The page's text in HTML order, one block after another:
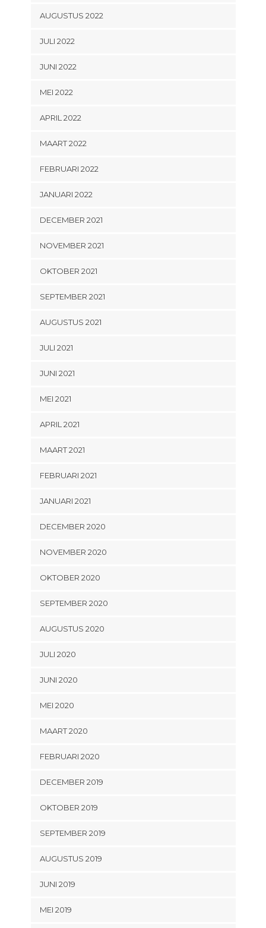
AUGUSTUS 2022
JULI 2022
JUNI 2022
MEI 2022
APRIL 2022
MAART 2022
FEBRUARI 2022
JANUARI 2022
DECEMBER 2021
NOVEMBER 2021
OKTOBER 2021
SEPTEMBER 2021
AUGUSTUS 2021
JULI 2021
JUNI 2021
MEI 2021
APRIL 2021
MAART 2021
FEBRUARI 2021
JANUARI 2021
DECEMBER 2020
NOVEMBER 2020
OKTOBER 2020
SEPTEMBER 2020
AUGUSTUS 2020
JULI 2020
JUNI 2020
MEI 2020
MAART 2020
FEBRUARI 2020
DECEMBER 2019
OKTOBER 2019
SEPTEMBER 2019
AUGUSTUS 2019
JUNI 2019
MEI 2019